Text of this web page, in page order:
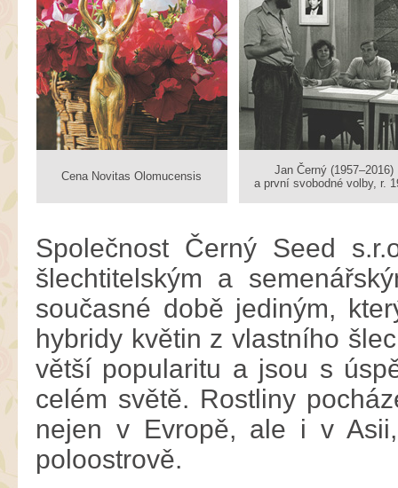
Cena Novitas Olomucensis
Jan Černý (1957–2016)
a první svobodné volby, r.
Společnost Černý Seed
šlechtitelským a
současné době jediným,
hybridy květin z vlastního
větší popularitu a jsou s
celém světě. Rostliny
nejen v Evropě, ale i v
poloostrově.